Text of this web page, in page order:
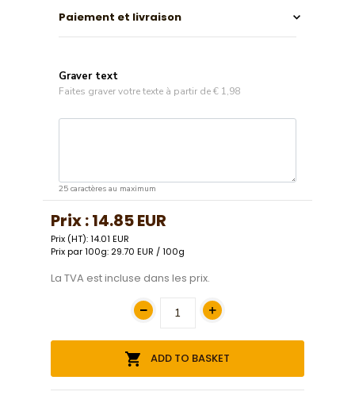
Paiement et livraison
Graver text
Faites graver votre texte à partir de€ 1,98
25 caractères au maximum
Prix :14.85 EUR
Prix (HT): 14.01 EUR
Prix par 100g: 29.70 EUR / 100g
La TVA est incluse dans les prix.
ADD TO BASKET